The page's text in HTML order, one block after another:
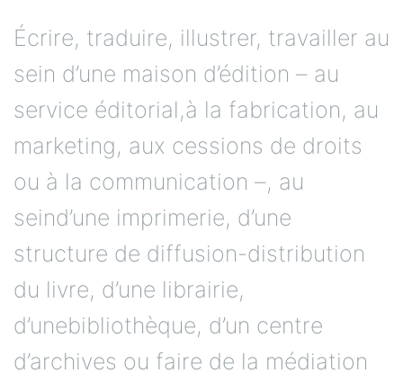
Écrire, traduire, illustrer, travailler au
sein d’une maison d’édition – au
service éditorial,à la fabrication, au
marketing, aux cessions de droits
ou à la communication –, au
seind’une imprimerie, d’une
structure de diffusion-distribution
du livre, d’une librairie,
d’unebibliothèque, d’un centre
d’archives ou faire de la médiation